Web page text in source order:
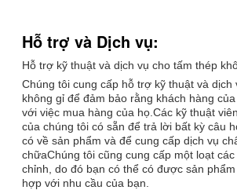
Hỗ trợ và Dịch vụ:
Hỗ trợ kỹ thuật và dịch vụ cho tấm thép
Chúng tôi cung cấp hỗ trợ kỹ thuật và dịch
không gỉ để đảm bảo rằng khách hàng
với việc mua hàng của họ.Các kỹ thuật
của chúng tôi có sẵn để trả lời bất kỳ câu
có về sản phẩm và để cung cấp dịch vụ
chữaChúng tôi cũng cung cấp một loạt
chỉnh, do đó bạn có thể có được sản
hợp với nhu cầu của bạn.